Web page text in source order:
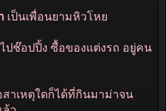
เป็นเพื่อนยามหิวโหย
ไปช๊อปปิ้ง ซื้อของแต่งรถ อยู่คน
าเหตุใดก็ได้ที่กินมาม่าจน